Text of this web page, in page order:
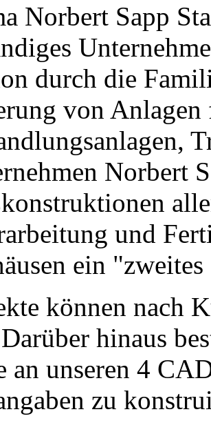
Norbert Sapp
durch die
von
Norbert
und
ein
können nach
hinaus
an unseren 4
zu